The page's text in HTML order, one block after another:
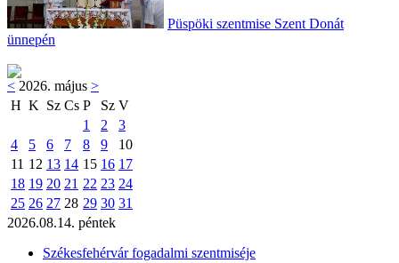
Püspöki szentmise Szent Donát
ünnepén
< 2026. május >
H K Sz Cs P Sz V
1
2
3
4
5 6 7 8 9
10
11 12 13 14 15 16 17
18 19 20 21 22 23 24
25 26 27 28 29 30 31
2026.08.14. péntek
Székesfehérvár fogadalmi szentmiséje